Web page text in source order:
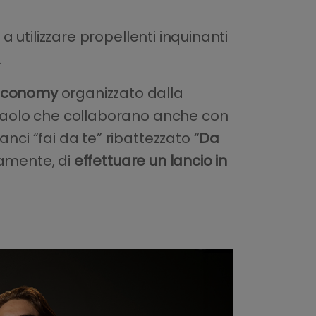
utilizzare propellenti inquinanti
organizzato dalla
che collaborano anche con
“fai da te” ribattezzato “Da
di effettuare un lancio in